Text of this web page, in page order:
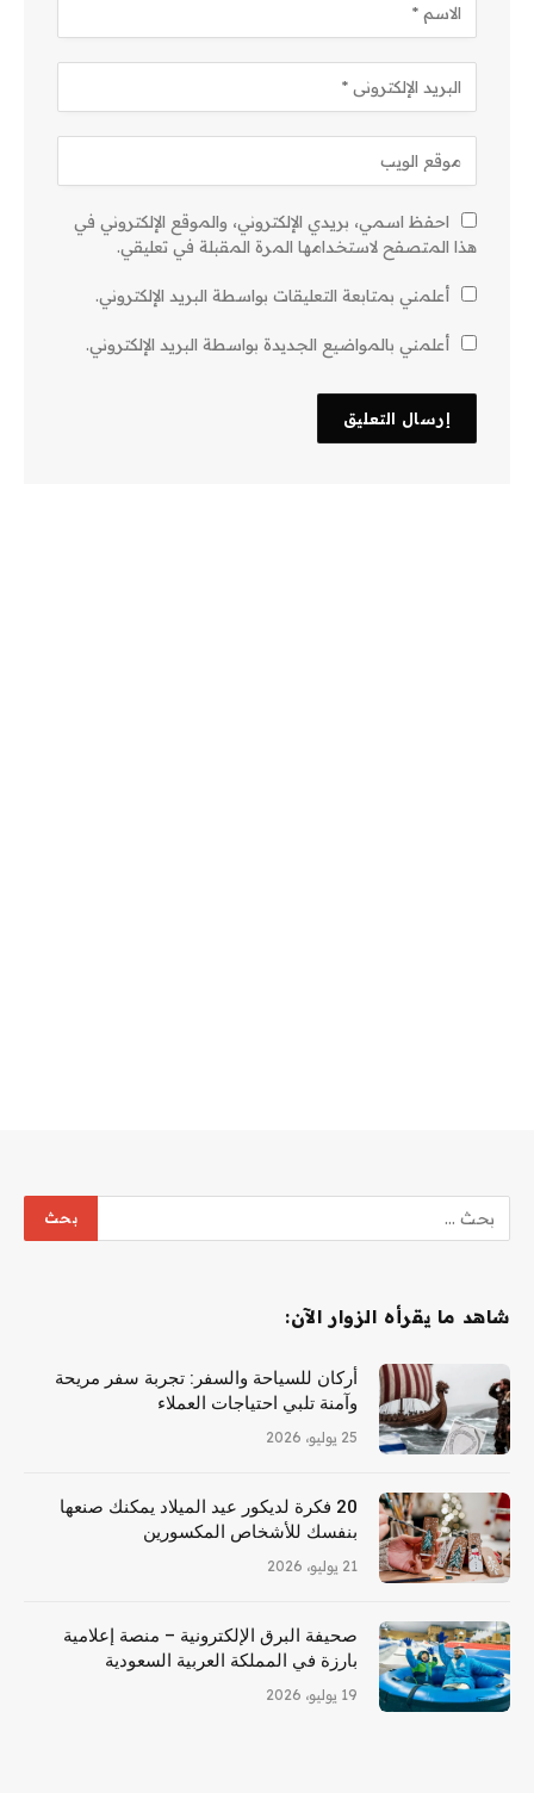
احفظ اسمي، بريدي الإلكتروني، والموقع الإلكتروني في
هذا المتصفح لاستخدامها المرة المقبلة في تعليقي.
أعلمني بمتابعة التعليقات بواسطة البريد الإلكتروني.
أعلمني بالمواضيع الجديدة بواسطة البريد الإلكتروني.
شاهد ما يقرأه الزوار الآن:
أركان للسياحة والسفر: تجربة سفر مريحة
وآمنة تلبي احتياجات العملاء
25 يوليو، 2026
20 فكرة لديكور عيد الميلاد يمكنك صنعها
بنفسك للأشخاص المكسورين
21 يوليو، 2026
صحيفة البرق الإلكترونية – منصة إعلامية
بارزة في المملكة العربية السعودية
19 يوليو، 2026